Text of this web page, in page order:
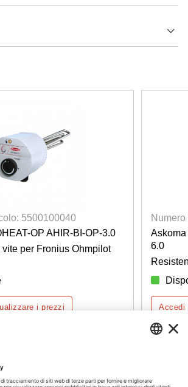
5500100040
OP AHIR-BI-OP-3.0
per Fronius Ohmpilot
i prezzi
6.0
Accedi